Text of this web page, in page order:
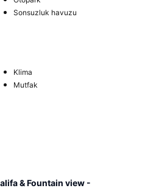
Sonsuzluk havuzu
Klima
Mutfak
& Fountain view -